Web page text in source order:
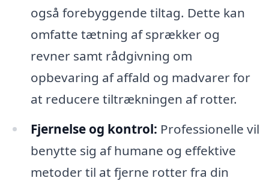
også forebyggende tiltag. Dette kan
omfatte tætning af sprækker og
revner samt rådgivning om
opbevaring af affald og madvarer for
at reducere tiltrækningen af rotter.
Fjernelse og kontrol: Professionelle vil
benytte sig af humane og effektive
metoder til at fjerne rotter fra din